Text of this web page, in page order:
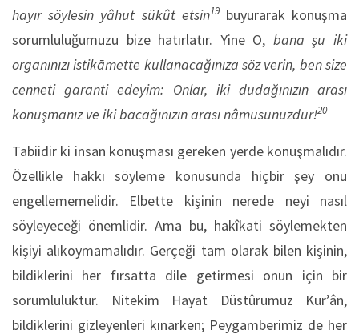
hayır söylesin yâhut sükût etsin19 buyurarak konuşma
sorumluluğumuzu bize hatırlatır. Yine O, bana şu iki
organınızı istikāmette kullanacağınıza söz verin, ben size
cenneti garanti edeyim: Onlar, iki dudağınızın arası
konuşmanız ve iki bacağınızın arası nâmusunuzdur!20
Tabiidir ki insan konuşması gereken yerde konuşmalıdır.
Özellikle hakkı söyleme konusunda hiçbir şey onu
engellememelidir. Elbette kişinin nerede neyi nasıl
söyleyeceği önemlidir. Ama bu, hakîkati söylemekten
kişiyi alıkoymamalıdır. Gerçeği tam olarak bilen kişinin,
bildiklerini her fırsatta dile getirmesi onun için bir
sorumluluktur. Nitekim Hayat Düstûrumuz Kur’ân,
bildiklerini gizleyenleri kınarken; Peygamberimiz de her